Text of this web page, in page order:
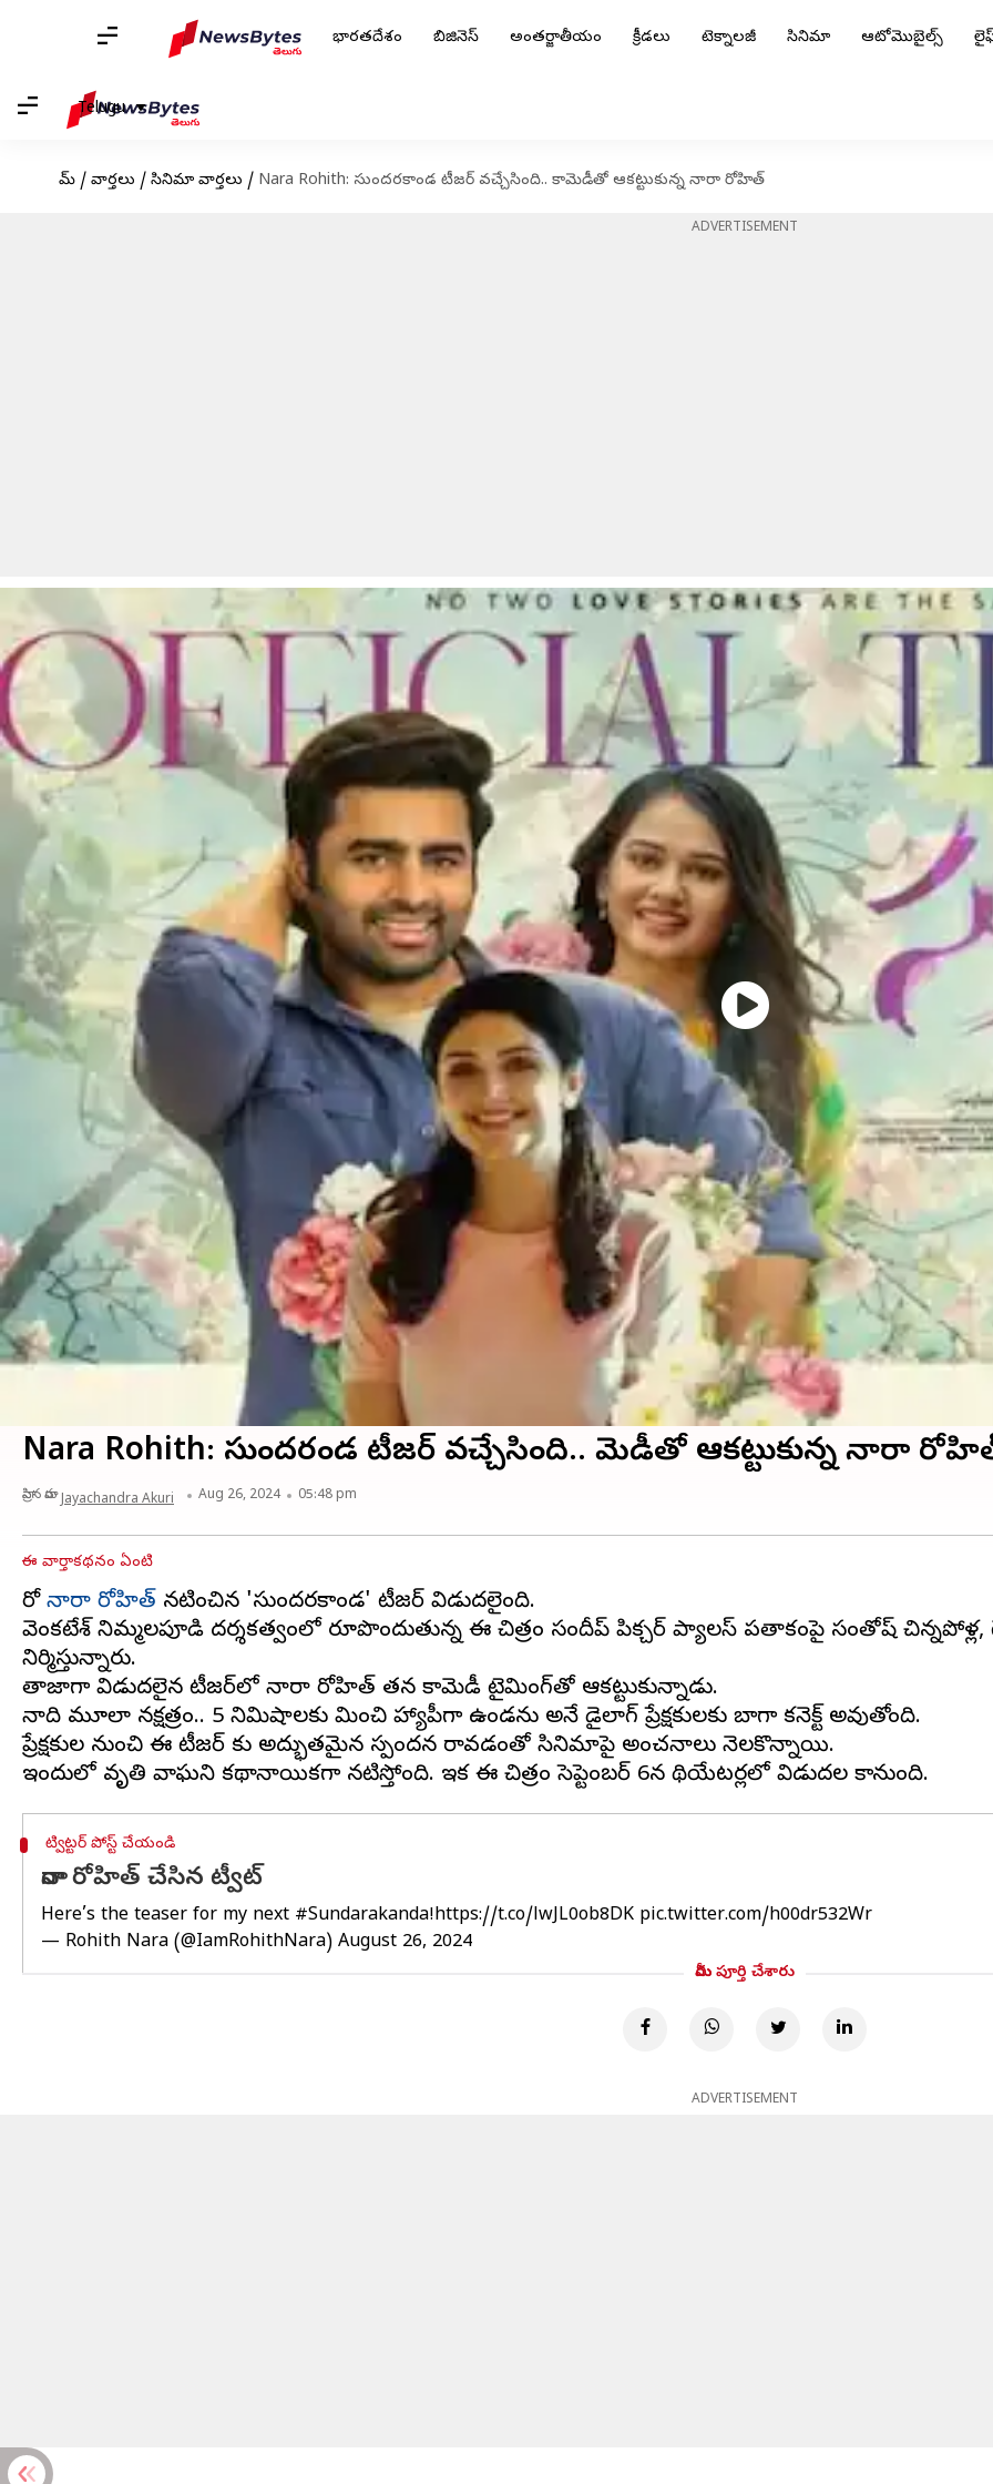
భారతదేశం బిజినెస్ అంతర్జాతీయం క్రీడలు టెక్నాలజీ సినిమా ఆటోమొబైల్స్
Telugu
హోమ్ / వార్తలు / సినిమా వార్తలు / Nara Rohith: సుందరకాండ టీజర్ వచ్చేసింది.. కామెడీతో ఆకట్టుకున్న నారా రోహిత్
ADVERTISEMENT
Nara Rohith: సుందరకాండ టీజర్ వచ్చేసింది.. కామెడీతో ఆకట్టుకున్న నారా
వ్రాసిన వారు Jayachandra Akuri Aug 26, 2024 05:48 pm
ఈ వార్తాకథనం ఏంటి
హీరోనారా రోహిత్ నటించిన 'సుందరకాండ' టీజర్ విడుదలైంది.
వెంకటేశ్ నిమ్మలపూడి దర్శకత్వంలో రూపొందుతున్న ఈ చిత్రం సందీప్ పిక్చర్ ప్యాలస్ పతాకంపై సంతోష్
నిర్మిస్తున్నారు.
తాజాగా విడుదలైన టీజర్‌లో నారా రోహిత్ తన కామెడీ టైమింగ్‌తో ఆకట్టుకున్నాడు.
నాది మూలా నక్షత్రం.. 5 నిమిషాలకు మించి హ్యాపీగా ఉండను అనే డైలాగ్ ప్రేక్షకులకు బాగా కనెక్ట్ అవుతోంది.
ప్రేక్షకుల నుంచి ఈ టీజర్ కు అద్భుతమైన స్పందన రావడంతో సినిమాపై అంచనాలు నెలకొన్నాయి.
ట్విట్టర్ పోస్ట్ చేయండి
నారా రోహిత్ చేసిన ట్వీట్
Here’s the teaser for my next #Sundarakanda!https://t.co/lwJL0ob8DK pic.twitter.com/h00dr532Wr
— Rohith Nara (@IamRohithNara) August 26, 2024
మీరు పూర్తి చేశారు
ADVERTISEMENT